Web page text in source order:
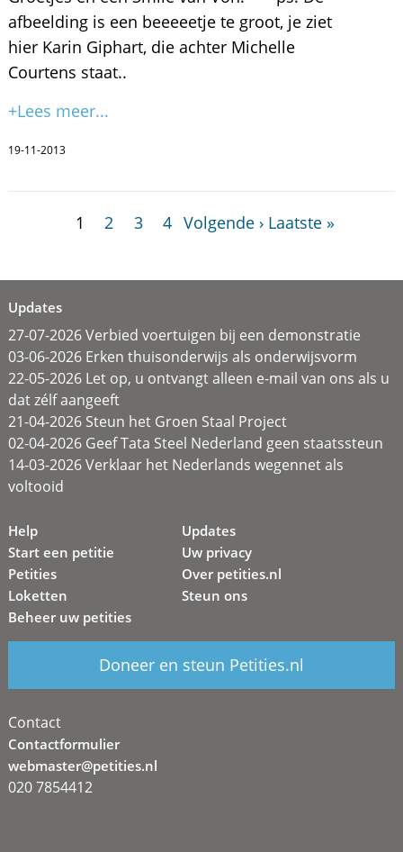
afbeelding is een beeeeetje te groot, je ziet
hier Karin Giphart, die achter Michelle
Courtens staat..
+Lees meer...
19-11-2013
1 2 3 4 Volgende › Laatste »
Updates
27-07-2026 Verbied voertuigen bij een demonstratie
03-06-2026 Erken thuisonderwijs als onderwijsvorm
22-05-2026 Let op, u ontvangt alleen e-mail van ons als u
dat zélf aangeeft
21-04-2026 Steun het Groen Staal Project
02-04-2026 Geef Tata Steel Nederland geen staatssteun
14-03-2026 Verklaar het Nederlands wegennet als
voltooid
Help
Start een petitie
Petities
Loketten
Beheer uw petities
Updates
Uw privacy
Over petities.nl
Steun ons
Doneer en steun Petities.nl
Contact
Contactformulier
webmaster@petities.nl
020 7854412